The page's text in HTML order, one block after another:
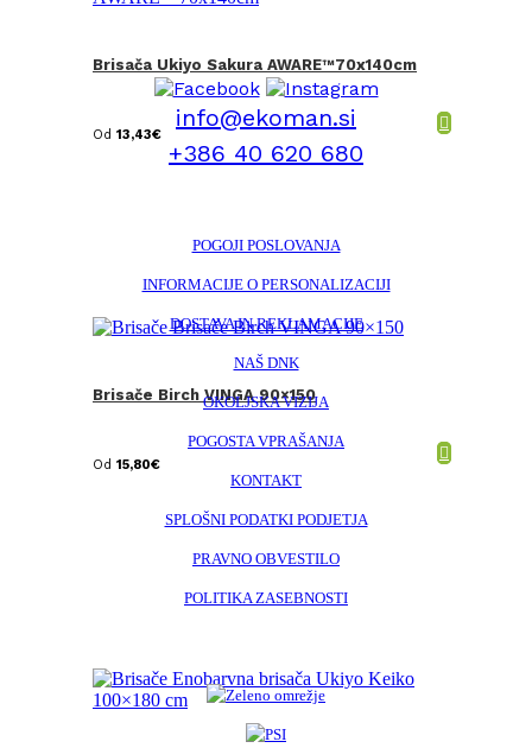
Brisača Ukiyo Sakura AWARE™70x140cm
Od 13,43€
Brisače Birch VINGA 90×150
Od 15,80€
info@ekoman.si
+386 40 620 680
POGOJI POSLOVANJA
INFORMACIJE O PERSONALIZACIJI
DOSTAVA IN REKLAMACIJE
NAŠ DNK
OKOLJSKA VIZIJA
POGOSTA VPRAŠANJA
KONTAKT
SPLOŠNI PODATKI PODJETJA
PRAVNO OBVESTILO
POLITIKA ZASEBNOSTI